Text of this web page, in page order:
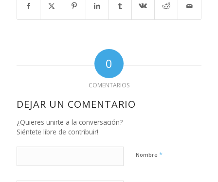
0
COMENTARIOS
DEJAR UN COMENTARIO
¿Quieres unirte a la conversación?
Siéntete libre de contribuir!
Nombre *